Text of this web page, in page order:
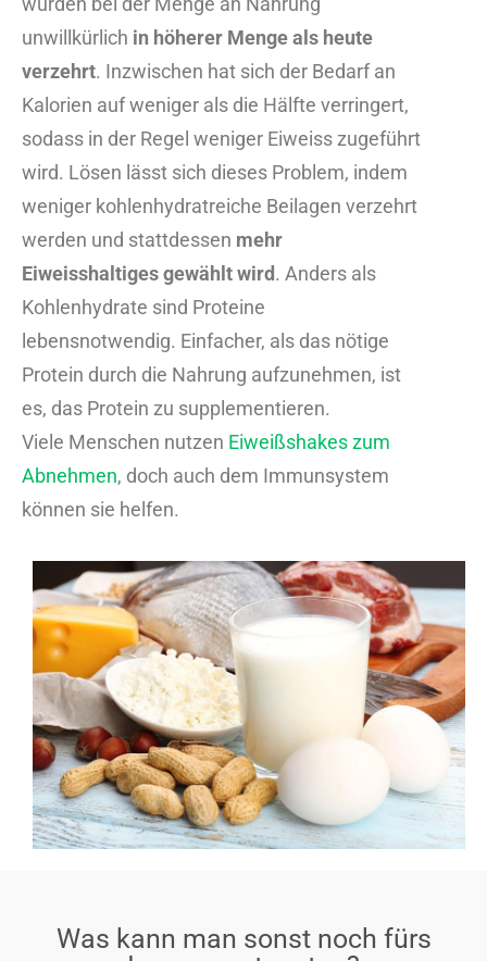
unwillkürlich in höherer Menge als heute
verzehrt. Inzwischen hat sich der Bedarf an
Kalorien auf weniger als die Hälfte verringert,
sodass in der Regel weniger Eiweiss zugeführt
wird. Lösen lässt sich dieses Problem, indem
weniger kohlenhydratreiche Beilagen verzehrt
werden und stattdessen mehr
Eiweisshaltiges gewählt wird. Anders als
Kohlenhydrate sind Proteine
lebensnotwendig. Einfacher, als das nötige
Protein durch die Nahrung aufzunehmen, ist
es, das Protein zu supplementieren.
Viele Menschen nutzen Eiweißshakes zum
Abnehmen, doch auch dem Immunsystem
können sie helfen.
Was kann man sonst noch fürs